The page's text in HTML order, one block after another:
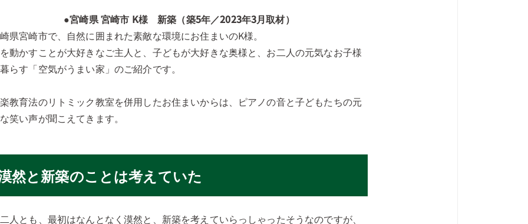
●宮崎県 宮崎市 K様 新築（築5年／2023年3月取材）
県宮崎市で、自然に囲まれた素敵な環境にお住まいのK様。
動かすことが大好きなご主人と、子どもが大好きな奥様と、お二人の元気なお子様
らす「空気がうまい家」のご紹介です。
教育法のリトミック教室を併用したお住まいからは、ピアノの音と子どもたちの元
笑い声が聞こえてきます。
然と新築のことは考えていた
人とも、最初はなんとなく漠然と、新築を考えていらっしゃったそうなのですが、